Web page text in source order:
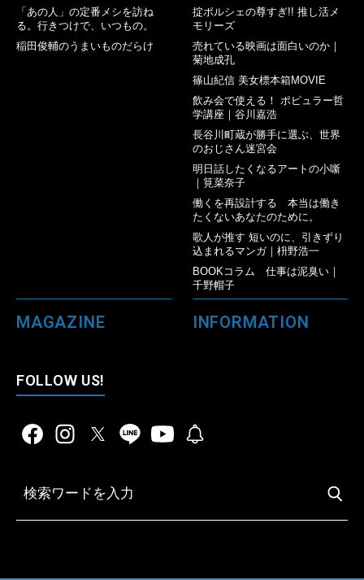
「あの人」の定番メシを訪ね
る。行きつけで、いつもの。
稲田俊輔のうまいものだらけ
掟ポルシェの尊すぎ!! 推し活メ
モリーズ
売れている映画は面白いのか｜
菊地成孔
篠山紀信 美女標本箱MOVIE
飲み会で使える！ ポピュラー哲
学講座｜谷川嘉浩
長谷川町蔵が勝手に選ぶ、世界
のおじさん迷宮会
明日話したくなるアートの小噺
｜筧菜奈子
働くを再設計する 本当は働き
たくないあなたのために。
歌人が推す 短いのに、引きずり
込まれるマンガ｜枡野浩一
BOOKコラム 仕事は泥臭い｜
千野帽子
MAGAZINE INFORMATION
FOLLOW US!